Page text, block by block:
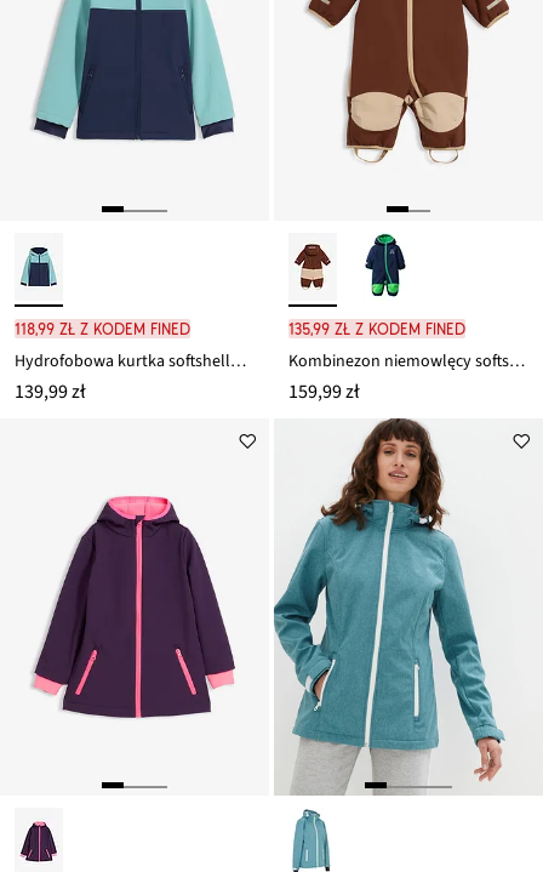
118,99 zł z kodem FINED
Hydrofobowa kurtka softshellowa z ocieplaniem
139,99 zł
135,99 zł z kodem FINED
Kombinezon niemowlęcy softshell z polarem i kapturem
159,99 zł